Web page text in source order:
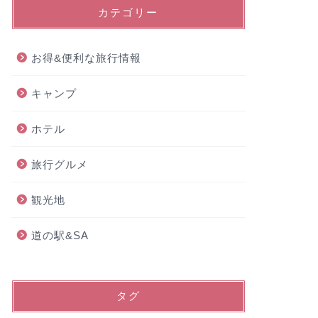
カテゴリー
お得&便利な旅行情報
キャンプ
ホテル
旅行グルメ
観光地
道の駅&SA
タグ